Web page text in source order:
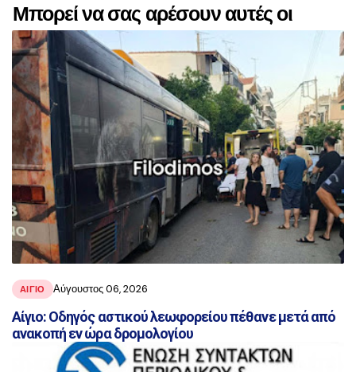
Μπορεί να σας αρέσουν αυτές οι
αναρτήσεις
ΑΙΓΙΟ Αύγουστος 06, 2026
Αίγιο: Οδηγός αστικού λεωφορείου πέθανε μετά από
ανακοπή εν ώρα δρομολογίου